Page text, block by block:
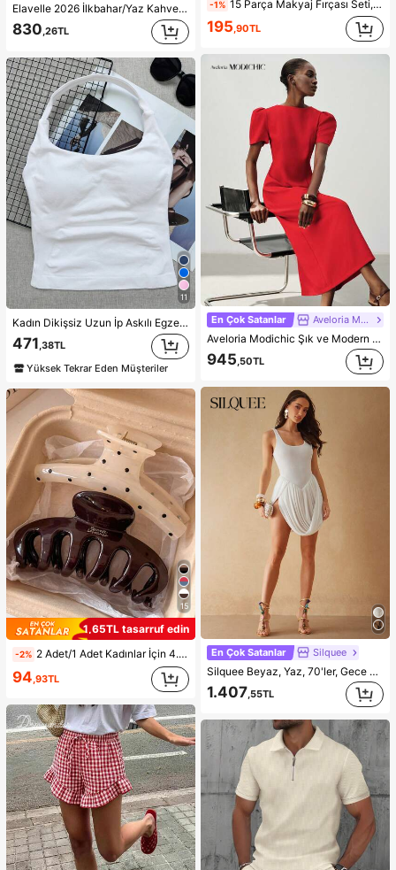
Elavelle 2026 İlkbahar/Yaz Kahverengi + Çizgili Boncuklu 4 Parçalı Mayo Takımı, Lüks Plaj Tatil Bikini Takımı, Bikini Setleri, Plaj Giyim, Kadın Bikini Takımları, Tatil Kıyafetleri, Kadın Bikini Takımı
830,26TL
11
Kadın Dikişsiz Uzun İp Askılı Egzersiz Üstü, Çıkarılabilir Dolgulu Dahili Sütyenli Spor Yoga Atlet, Athleisure
471,38TL
Yüksek Tekrar Eden Müşteriler
15
1,65TL tasarruf edin
-2% 2 Adet/1 Adet Kadınlar İçin 4.33 inç/11 cm Büyük Saç Tokası, Zarif Kahverengi ve Puantiyeli Kaymaz Saç Kıskaçları, Minimalist Çok Yönlü Saç Aksesuarları, Estetik
94 ,93TL
-1% 15 Parça Makyaj Fırçası Seti, Saklama Çantasıyla Birlikte, Tüm Siyah Makyaj Aletleri ve Fırçaları İçin Uygun, İnce Fırça Başlığı Tasarımı, Yumuşak Kıllar, Dünya Tatilleri İçin İdeal Hediye
195,90TL
En Çok Satanlar Aveloria Modichic
Aveloria Modichic Şık ve Modern Minimalist Kadın Uzun Elbise, Fransız Vintage Günlük Şehir Stili, Belden Oturtmalı Düz Kesim, Parlak Kırmızı, Polyester Karışımlı, Dökümlü ve Pürüzsüz, Yazlık, Seyahat, Parti, Resmi Ziyafet, Anneler Günü, Mezuniyet Sezonu, Tatil Kombini
945 ,50TL
En Çok Satanlar Silquee
Silquee Beyaz, Yaz, 70'ler, Gece Dışarı Çıkma, Parti - Kare Yakalı Geniş Askılı Lale Desenli Mini Elbise, Asimetrik Etek Ucu Vücuda Oturan Korsajlı Vintage Nedime Plaj Elbisesi
1.407 ,55TL